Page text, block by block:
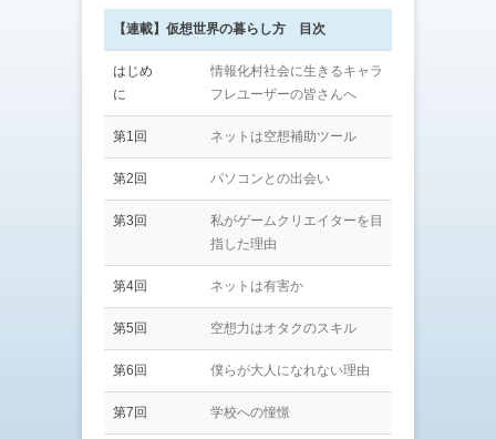
【連載】仮想世界の暮らし方 目次
はじめ
に
情報化村社会に生きるキャラ
フレユーザーの皆さんへ
第1回 ネットは空想補助ツール
第2回 パソコンとの出会い
第3回
私がゲームクリエイターを目
指した理由
第4回 ネットは有害か
第5回 空想力はオタクのスキル
第6回 僕らが大人になれない理由
第7回 学校への憧憬